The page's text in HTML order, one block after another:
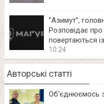
⁨”Азимут”,
Розповідає
повертаються
10:24
Авторські статті
Об‘єднюємось